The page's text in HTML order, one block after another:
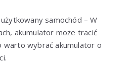
samochód – W
akumulator może tracić
warto wybrać akumulator o